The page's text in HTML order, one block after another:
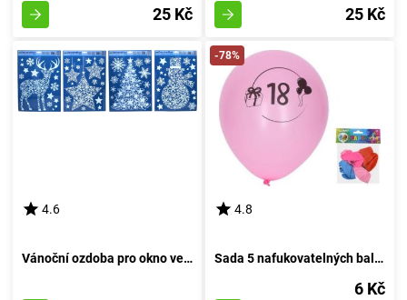
25 Kč 25 Kč
4.6
Vánoční ozdoba pro okno velikosti 41x29 cm
-78%
4.8
Sada 5 nafukovatelných balónků o průměru 30 cm, s motivem číslo 18
6 Kč